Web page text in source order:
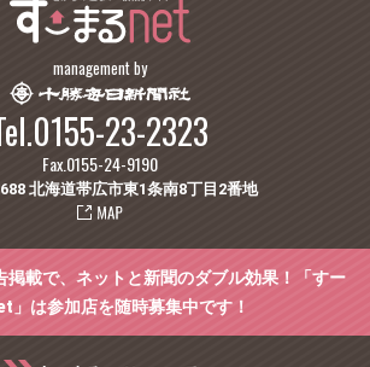
management by
23-2323
Fax.0155-24-9190
北海道帯広市東1条南8丁目2番地
掲載で、ネットと新聞のダブル効果！「すー
」は参加店を随時募集中です！